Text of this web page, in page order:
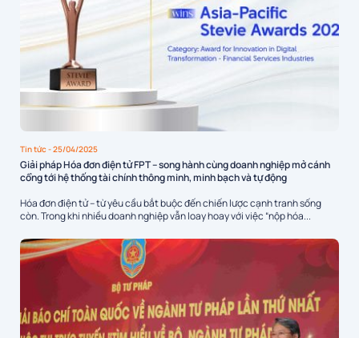
Tin tức- 25/04/2025
Giải pháp Hóa đơn điện tử FPT – song hành cùng doanh nghiệp mở cánh
cổng tới hệ thống tài chính thông minh, minh bạch và tự động
Hóa đơn điện tử – từ yêu cầu bắt buộc đến chiến lược cạnh tranh sống
còn. Trong khi nhiều doanh nghiệp vẫn loay hoay với việc “nộp hóa...